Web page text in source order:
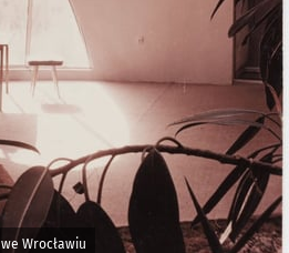
Wrocławiu